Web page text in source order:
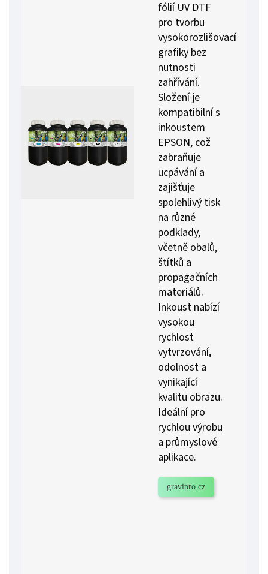
fólií UV DTF
pro tvorbu
vysokorozlišovací
grafiky bez
nutnosti
zahřívání.
Složení je
kompatibilní s
inkoustem
EPSON, což
zabraňuje
ucpávání a
zajišťuje
spolehlivý tisk
na různé
podklady,
včetně obalů,
štítků a
propagačních
materiálů.
Inkoust nabízí
vysokou
rychlost
vytvrzování,
odolnost a
vynikající
kvalitu obrazu.
Ideální pro
rychlou výrobu
a průmyslové
aplikace.
gravipro.cz